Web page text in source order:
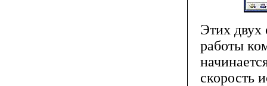
Этих двух
работы
скорость